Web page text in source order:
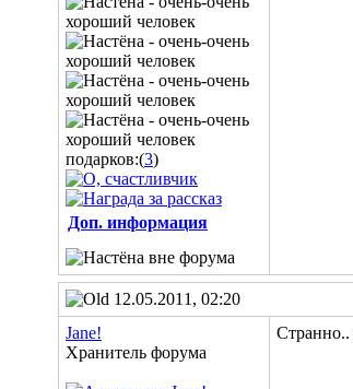
подарков:(3)
Доп. информация
12.05.2011, 02:20
Jane!
Хранитель форума
Странно..